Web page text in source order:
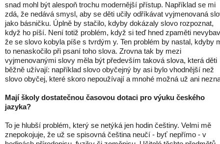
snad mohl být alespoň trochu modernější přístup. Například se mi
zdá, že nedává smysl, aby se děti učily odříkávat vyjmenovaná
jako básničku. Úplně by stačilo, kdyby dokázaly slovo rozpoznat,
když ho píší. Není totiž problém, když si teď hned zpaměti
že se slovo kobyla píše s tvrdým y. Ten problém by nastal, kdyby
to nenaskočilo při psaní toho slova. Zrovna tak by mezi
vyjmenovanými slovy měla být především taková slova, která děti
běžně užívají: například slovo obyčejný by asi bylo vhodnější než
slovo obyčej, které skoro nepoužívají a mnohé možná už ani
Mají školy dostatečnou časovou dotaci pro výuku českého
jazyka?
To je hlubší problém, který se netýká jen hodin češtiny. Velmi mě
znepokojuje, že už se spisovná čeština neučí - byť nepřímo - v